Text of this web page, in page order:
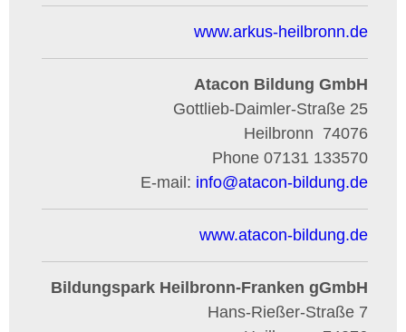
www.arkus-heilbronn.de
Atacon Bildung GmbH
Gottlieb-Daimler-Straße 25
74076
Heilbronn
Phone 07131 133570
E-mail: info@atacon-bildung.de
www.atacon-bildung.de
Bildungspark Heilbronn-Franken gGmbH
Hans-Rießer-Straße 7